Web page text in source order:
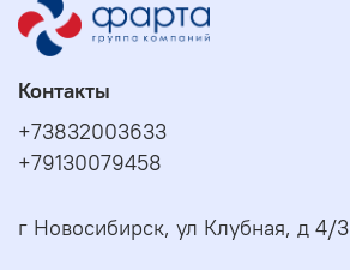
Контакты
+73832003633
+79130079458
г Новосибирск, ул Клубная, д 4/3